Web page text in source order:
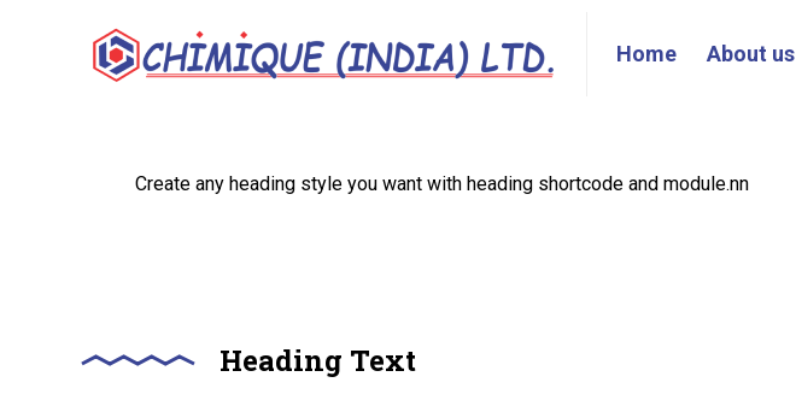
Home About us
Create any heading style you want with heading shortcode and module.nn
Heading Text